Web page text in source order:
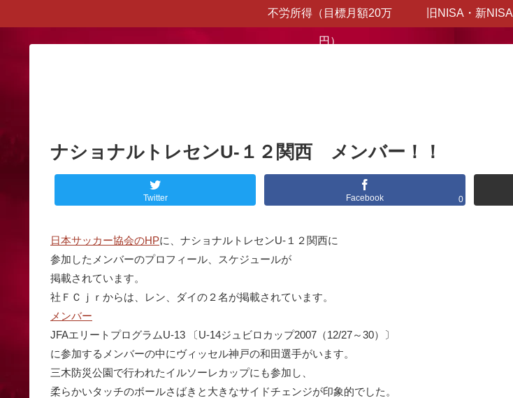
不労所得（目標月額20万
円）
旧NISA・新NISA
ナショナルトレセンU-１２関西 メンバー！！
Twitter Facebook 0
日本サッカー協会のHPに、ナショナルトレセンU-１２関西に
参加したメンバーのプロフィール、スケジュールが
掲載されています。
社ＦＣｊｒからは、レン、ダイの２名が掲載されています。
メンバー
JFAエリートプログラムU-13 〔U-14ジュビロカップ2007（12/27～30）〕
に参加するメンバーの中にヴィッセル神戸の和田選手がいます。
三木防災公園で行われたイルソーレカップにも参加し、
柔らかいタッチのボールさばきと大きなサイドチェンジが印象的でした。